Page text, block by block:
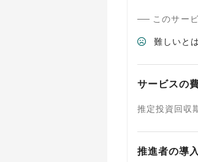
このサー
難しいと
サービスの
推定投資回収
推進者の導